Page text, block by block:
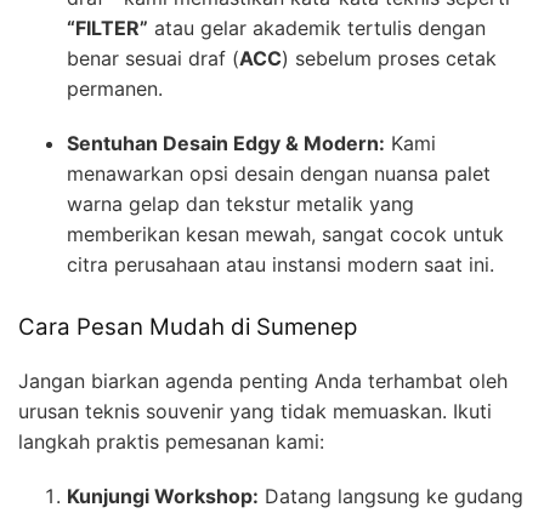
“FILTER” atau gelar akademik tertulis dengan
benar sesuai draf (ACC) sebelum proses cetak
permanen.
Sentuhan Desain Edgy & Modern: Kami
menawarkan opsi desain dengan nuansa palet
warna gelap dan tekstur metalik yang
memberikan kesan mewah, sangat cocok untuk
citra perusahaan atau instansi modern saat ini.
Cara Pesan Mudah di Sumenep
Jangan biarkan agenda penting Anda terhambat oleh
urusan teknis souvenir yang tidak memuaskan. Ikuti
langkah praktis pemesanan kami:
Kunjungi Workshop: Datang langsung ke gudang